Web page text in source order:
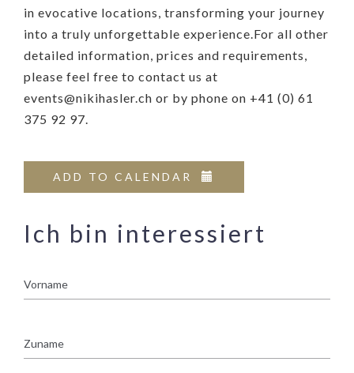
in evocative locations, transforming your journey
into a truly unforgettable experience.For all other
detailed information, prices and requirements,
please feel free to contact us at
events@nikihasler.ch or by phone on +41 (0) 61
375 92 97.
ADD TO CALENDAR
Ich bin interessiert